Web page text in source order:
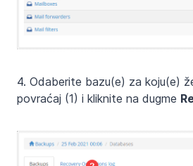
4. Odaberite bazu(e) za koju(e)
povraćaj (1) i kliknite na dugme